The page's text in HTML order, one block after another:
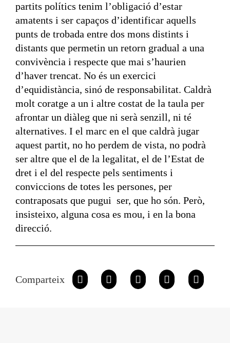
partits polítics tenim l’obligació d’estar
amatents i ser capaços d’identificar aquells
punts de trobada entre dos mons distints i
distants que permetin un retorn gradual a una
convivència i respecte que mai s’haurien
d’haver trencat. No és un exercici
d’equidistància, sinó de responsabilitat. Caldrà
molt coratge a un i altre costat de la taula per
afrontar un diàleg que ni serà senzill, ni té
alternatives. I el marc en el que caldrà jugar
aquest partit, no ho perdem de vista, no podrà
ser altre que el de la legalitat, el de l’Estat de
dret i el del respecte pels sentiments i
conviccions de totes les persones, per
contraposats que pugui ser, que ho són. Però,
insisteixo, alguna cosa es mou, i en la bona
direcció.
Comparteix